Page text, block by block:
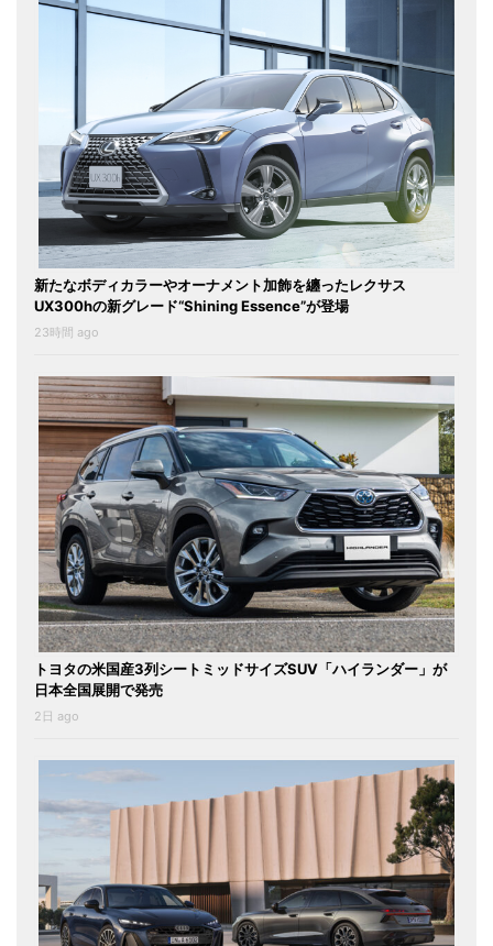
新たなボディカラーやオーナメント加飾を纏ったレクサス
UX300hの新グレード“Shining Essence”が登場
23時間 ago
トヨタの米国産3列シートミッドサイズSUV「ハイランダー」が
日本全国展開で発売
2日 ago